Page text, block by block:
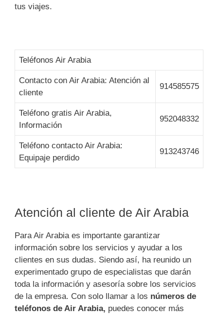
tus viajes.
Teléfonos Air Arabia
Contacto con Air Arabia: Atención al
cliente
914585575
Teléfono gratis Air Arabia,
Información
952048332
Teléfono contacto Air Arabia:
Equipaje perdido
913243746
Atención al cliente de Air Arabia
Para Air Arabia es importante garantizar
información sobre los servicios y ayudar a los
clientes en sus dudas. Siendo así, ha reunido un
experimentado grupo de especialistas que darán
toda la información y asesoría sobre los servicios
de la empresa. Con solo llamar a los números de
teléfonos de Air Arabia, puedes conocer más